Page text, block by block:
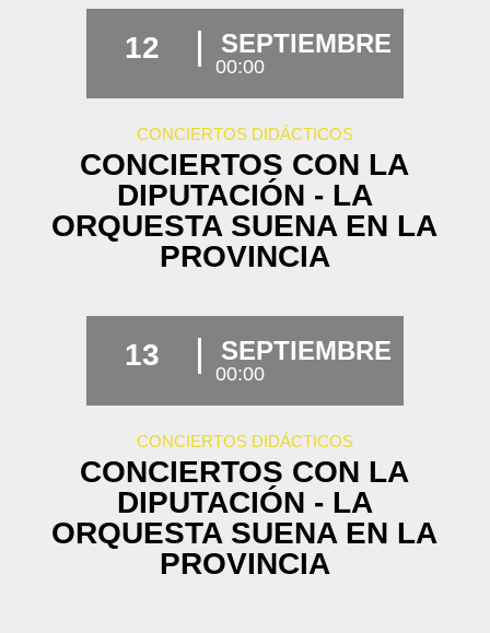
12 SEPTIEMBRE
00:00
CONCIERTOS DIDÁCTICOS
CONCIERTOS CON LA
DIPUTACIÓN - LA
ORQUESTA SUENA EN LA
PROVINCIA
13 SEPTIEMBRE
00:00
CONCIERTOS DIDÁCTICOS
CONCIERTOS CON LA
DIPUTACIÓN - LA
ORQUESTA SUENA EN LA
PROVINCIA